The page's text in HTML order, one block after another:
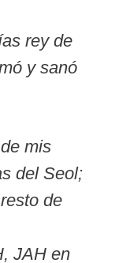
rey de
y sanó
mis
del Seol;
de
JAH en